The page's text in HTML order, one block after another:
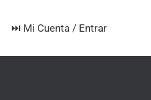
⏭️ Mi Cuenta / Entrar